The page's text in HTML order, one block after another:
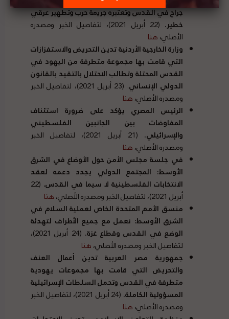
جراح في القدس وتعتبره جريمة حرب وتطهير عرقي
خطير.
(22 أبريل 2021)، لتفاصيل الخبر ومصدره
الأصلي،هنا
وزارة الخارجية الأردنية تدين التحريض والاستفزازات
التي قامت بها مجموعة متطرفة من اليهود في
القدس المحتلة وتطالب الاحتلال بالتقيد بالقانون
الدولي الإنساني
. (23 أبريل 2021)، لتفاصيل الخبر
ومصدره الأصلي،هنا
الرئيس المصري يؤكد على ضرورة استئناف
المفاوضات بين الجانبين الفلسطيني
والإسرائيلي.
(21 أبريل 2021)، لتفاصيل الخبر
ومصدره الأصلي،هنا
في جلسة مجلس الأمن حول الأوضاع في الشرق
الأوسط: المجتمع الدولي يجدد دعمه لعقد
الانتخابات الفلسطينية لا سيما في القدس. (22
أبريل 2021)، لتفاصيل الخبر ومصدره الأصلي،
هنا
منسق الأمم المتحدة الخاص لعملية السلام في
الشرق الأوسط: نعمل مع جميع الأطراف لتهدئة
الوضع في القدس وقطاع غزة.
(24 أبريل 2021)،
لتفاصيل الخبر ومصدره الأصلي،هنا
جمهورية مصر العربية تدين أعمال العنف
والتحريض التي قامت بها مجموعات يهودية
متطرفة في القدس وتحمل السلطات الإسرائيلية
المسؤولية الكاملة.
(24 أبريل 2021)، لتفاصيل الخبر
ومصدره الأصلي،هنا